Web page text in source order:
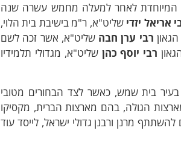
המיוחדת לאחר למעלה מחמש עשרה שנה
אריאל יזדי שליט"א, ר"מ בישיבת בית הלוי,
רבי ערן חבה שליט"א, אשר זכה לשם
רבי יוסף כהן שליט"א, מגדולי תלמידיו
בית שמש, כאשר לצד הבחורים מטובי
הגולה, בהם מארצות הברית, מקסיקו
מרנן ורבנן גדולי ישראל, לייסד עוד